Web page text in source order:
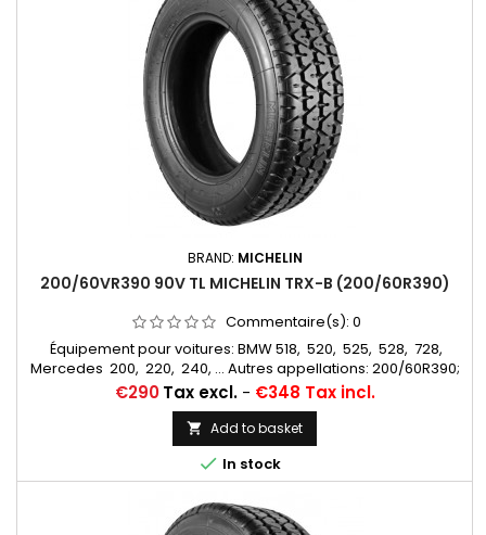
BRAND: MICHELIN
200/60VR390 90V TL MICHELIN TRX-B (200/60R390)
Commentaire(s): 0
Équipement pour voitures: BMW 518, 520, 525, 528, 728,
Mercedes 200, 220, 240, ... Autres appellations: 200/60R390;
200/60x390; 200/60-390; 200/60/390
Price
€290 Tax excl.- €348 Tax incl.
 Add to basket
 In stock